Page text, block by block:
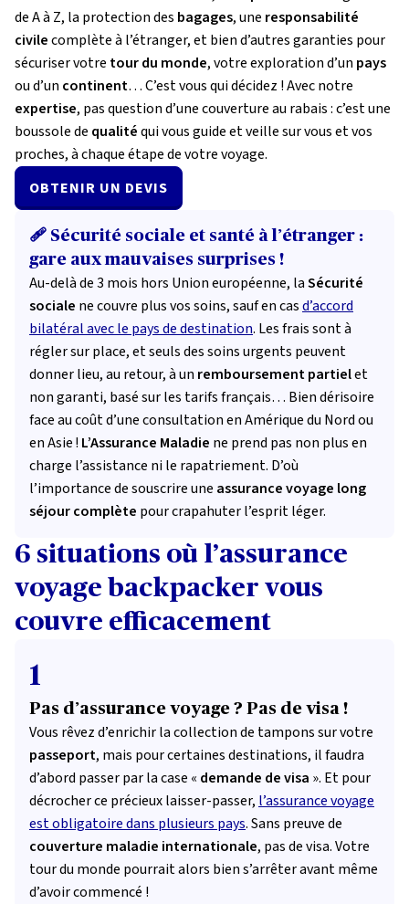
de A à Z, la protection des bagages, une responsabilité
civilecomplète à l’étranger, et bien d’autres garanties pour
sécuriser votre tour du monde, votre exploration d’un pays
ou d’un continent… C’est vous qui décidez !Avec notre
expertise, pas question d’une couverture au rabais : c’est une
boussole de qualitéqui vous guide et veille sur vous et vos
proches, à chaque étape de votre voyage.
OBTENIR UN DEVIS
🩹 Sécurité sociale et santé à l’étranger :
gare aux mauvaises surprises !
Au-delà de 3 mois hors Union européenne, laSécurité
sociale ne couvre plus vos soins, sauf en casd’accord
bilatéral avec le pays de destination. Les frais sont à
régler sur place, et seuls des soins urgents peuvent
donner lieu, au retour, à un remboursement partielet
non garanti, basé sur les tarifs français… Bien dérisoire
face au coût d’une consultation en Amérique du Nord ou
en Asie ! L’Assurance Maladie ne prend pas non plus en
charge l’assistance ni le rapatriement. D’où
l’importance de souscrire une assurance voyage long
séjour complète pour crapahuter l’esprit léger.
6 situations où l’assurance
voyage backpacker vous
couvre efficacement
1
Pas d’assurance voyage ? Pas de visa !
Vous rêvez d’enrichir la collection de tampons sur votre
passeport, mais pour certaines destinations, il faudra
d’abord passer par la case « demande de visa ». Et pour
décrocher ce précieux laisser-passer,l’assurance voyage
est obligatoire dans plusieurs pays.Sans preuve de
couverture maladie internationale, pas de visa.Votre
tour du monde pourrait alors bien s’arrêter avant même
d’avoir commencé !